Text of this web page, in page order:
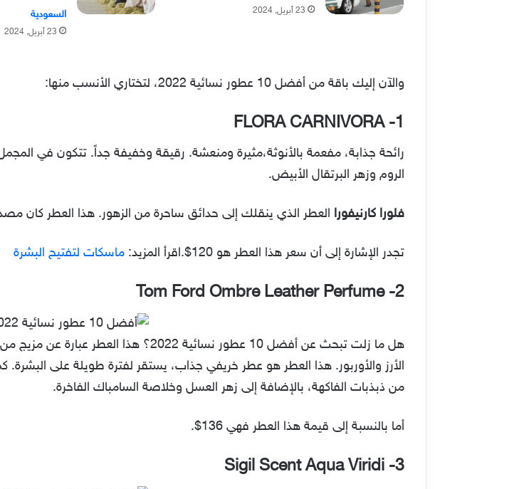
23 أبريل, 2024
السعودية
23 أبريل, 2024
والآن إليك باقة من أفضل 10 عطور نسائية 2022، لتختاري الأنسب منها:
1-
FLORA CARNIVORA
رائحة جذابة، مفعمة بالأنوثة،مثيرة ومنعشة. رقيقة وخفيفة جداً. تتكون في
الروم وزهر البرتقال الأبيض.
فلورا كارنيفورا العطر الذي ينقلك إلى حدائق ساحرة من الزهور. هذا العطر كان
تجدر الإشارة إلى أن سعر هذا العطر هو 120$.اقرأ المزيد: ماسكات لتفتيح البشرة
2-
Tom Ford Ombre Leather Perfume
هل ما زلت تبحث عن أفضل 10 عطور نسائية
الأرز والأوربور. هذا العطر هو عطر خريفي جذاب، يستقر لفترة طويلة على
من ذبذبات الفاكهة، بالإضافة إلى زهر العسل وخلاصة السامباك الفاخرة.
أما بالنسبة إلى قيمة هذا العطر فهي 136$.
3-
Sigil Scent Aqua Viridi